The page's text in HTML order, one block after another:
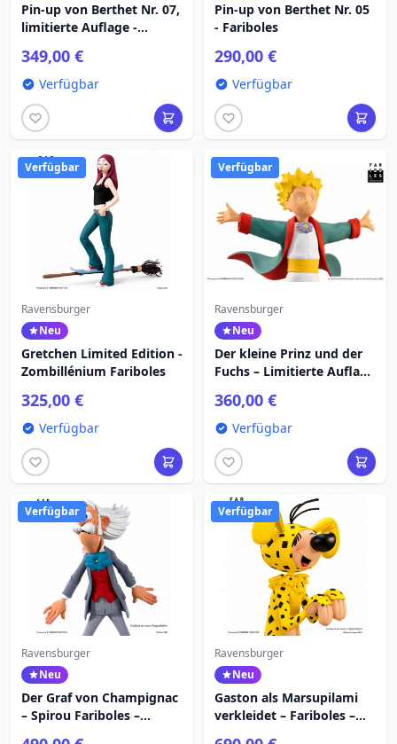
Pin-up von Berthet Nr. 07,
limitierte Auflage -
349,00 €
Verfügbar
Pin-up von Berthet Nr. 05
- Fariboles
290,00 €
Verfügbar
Verfügbar
Ravensburger
Neu
Gretchen Limited Edition -
Zombillénium Fariboles
325,00 €
Verfügbar
Verfügbar
Ravensburger
Neu
Der kleine Prinz und der
Fuchs – Limitierte Auflage
360,00 €
Verfügbar
Verfügbar
Ravensburger
Neu
Der Graf von Champignac
– Spirou Fariboles –
Verfügbar
Ravensburger
Neu
Gaston als Marsupilami
verkleidet – Fariboles –